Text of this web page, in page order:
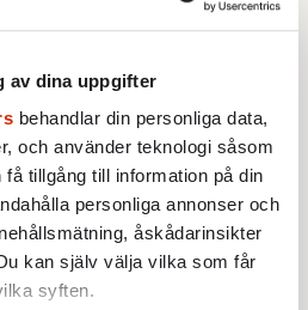
av dina uppgifter
behandlar din personliga data,
och använder teknologi såsom
tillgång till information på din
personliga annonser och
åskådarinsikter
kan själv välja vilka som får
syften.